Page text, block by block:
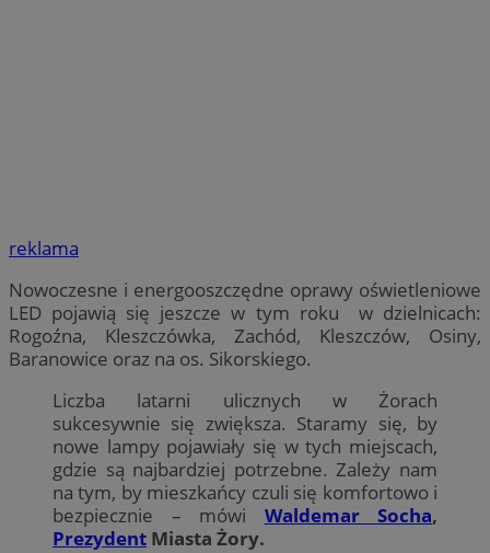
reklama
Nowoczesne i energooszczędne oprawy oświetleniowe
LED pojawią się jeszcze w tym roku w dzielnicach:
Rogoźna, Kleszczówka, Zachód, Kleszczów, Osiny,
Baranowice oraz na os. Sikorskiego.
Liczba latarni ulicznych w Żorach
sukcesywnie się zwiększa. Staramy się, by
nowe lampy pojawiały się w tych miejscach,
gdzie są najbardziej potrzebne. Zależy nam
na tym, by mieszkańcy czuli się komfortowo i
bezpiecznie – mówi Waldemar Socha,
Prezydent Miasta Żory.